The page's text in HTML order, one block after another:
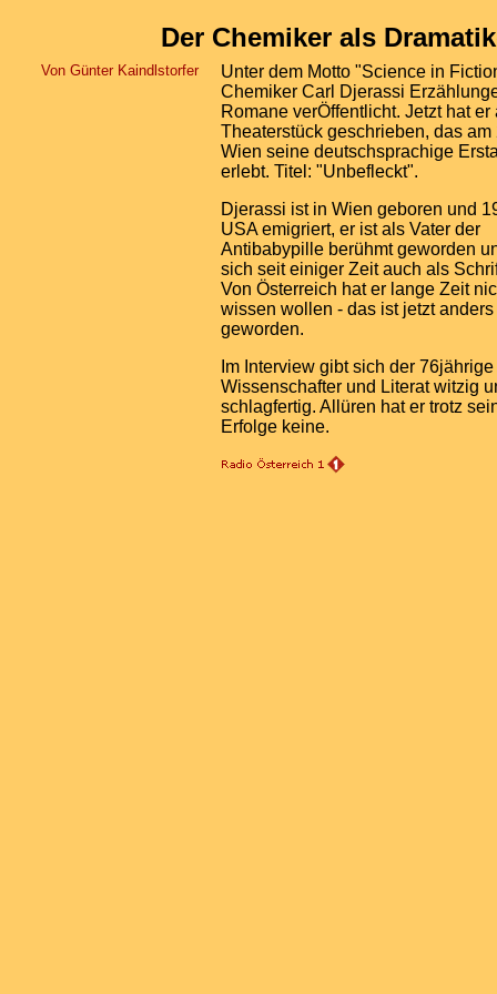
Der Chemiker als
Von Günter Kaindlstorfer
Unter dem Motto "Science in
Chemiker Carl Djerassi
Romane verÖffentlicht. Jetzt hat er
Theaterstück geschrieben, das am
Wien seine deutschsprachige
erlebt. Titel: "Unbefleckt".
Djerassi ist in Wien geboren und
USA emigriert, er ist als Vater der
Antibabypille berühmt geworden
sich seit einiger Zeit auch als
Von Österreich hat er lange Zeit
wissen wollen - das ist jetzt anders
geworden.
Im Interview gibt sich der 76jährige
Wissenschafter und Literat witzig
schlagfertig. Allüren hat er trotz
Erfolge keine.